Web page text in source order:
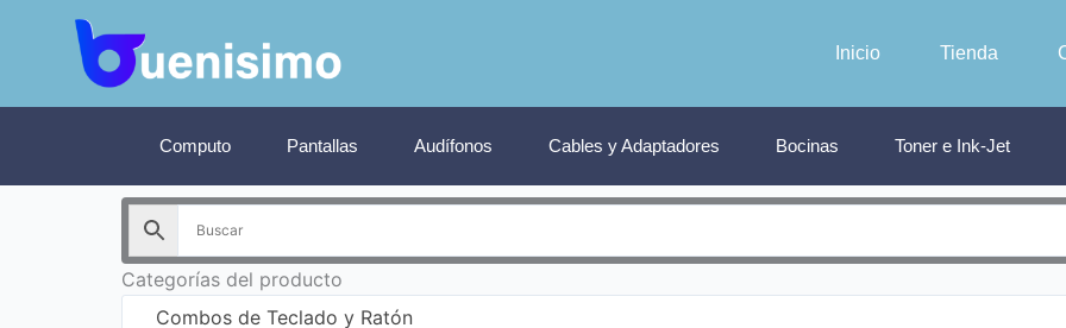
contenido
Inicio Tienda
Computo Pantallas Audífonos Cables y Adaptadores Bocinas Toner e Ink-Jet
Categorías del producto
Combos de Teclado y Ratón